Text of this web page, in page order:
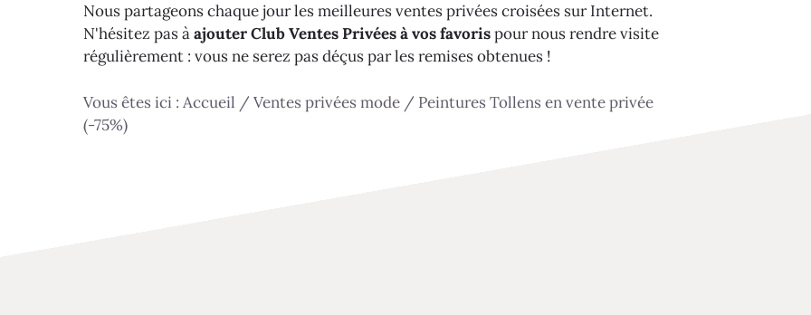
Nous partageons chaque jour les meilleures ventes privées croisées sur Internet.
N'hésitez pas àajouter Club Ventes Privées à vos favorispour nous rendre visite
régulièrement : vous ne serez pas déçus par les remises obtenues !
Vous êtes ici : Accueil / Ventes privées mode / Peintures Tollens en vente privée
(-75%)